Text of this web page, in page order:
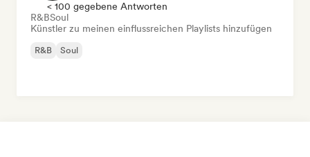
< 100 gegebene Antworten
R&BSoul
Künstler zu meinen einflussreichen Playlists hinzufügen
R&B Soul